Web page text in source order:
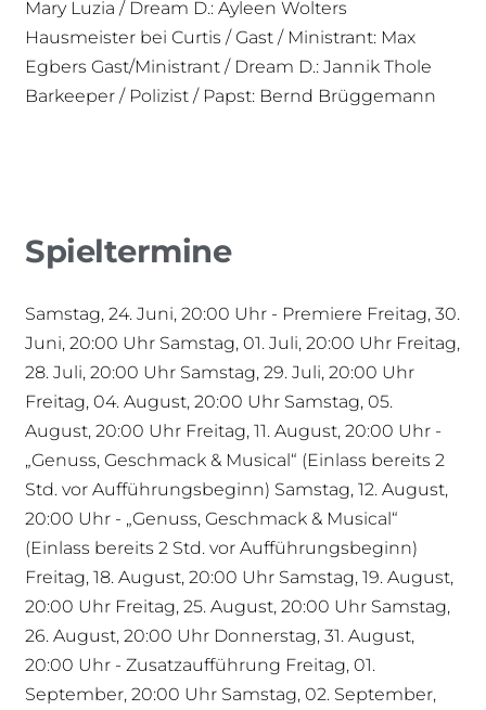
Mary Luzia / Dream D.: Ayleen Wolters
Hausmeister bei Curtis / Gast / Ministrant: Max
Egbers Gast/Ministrant / Dream D.: Jannik Thole
Barkeeper / Polizist / Papst: Bernd Brüggemann
Spieltermine
Samstag, 24. Juni, 20:00 Uhr - Premiere Freitag, 30.
Juni, 20:00 Uhr Samstag, 01. Juli, 20:00 Uhr Freitag,
28. Juli, 20:00 Uhr Samstag, 29. Juli, 20:00 Uhr
Freitag, 04. August, 20:00 Uhr Samstag, 05.
August, 20:00 Uhr Freitag, 11. August, 20:00 Uhr -
„Genuss, Geschmack & Musical“ (Einlass bereits 2
Std. vor Aufführungsbeginn) Samstag, 12. August,
20:00 Uhr - „Genuss, Geschmack & Musical“
(Einlass bereits 2 Std. vor Aufführungsbeginn)
Freitag, 18. August, 20:00 Uhr Samstag, 19. August,
20:00 Uhr Freitag, 25. August, 20:00 Uhr Samstag,
26. August, 20:00 Uhr Donnerstag, 31. August,
20:00 Uhr - Zusatzaufführung Freitag, 01.
September, 20:00 Uhr Samstag, 02. September,